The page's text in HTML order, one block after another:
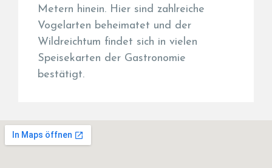
Metern hinein. Hier sind zahlreiche
Vogelarten beheimatet und der
Wildreichtum findet sich in vielen
Speisekarten der Gastronomie
bestätigt.